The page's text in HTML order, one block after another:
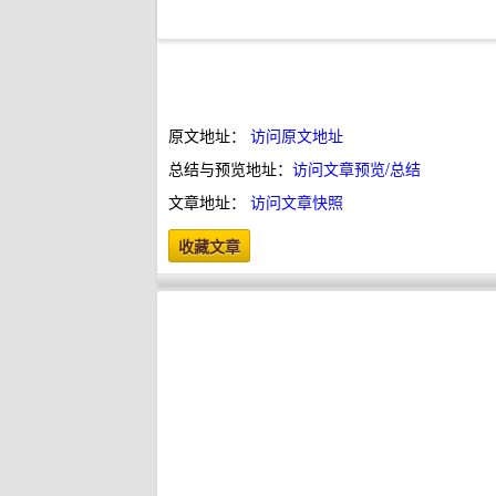
原文地址： 访问原文地址
总结与预览地址： 访问文章预览/总结
文章地址： 访问文章快照